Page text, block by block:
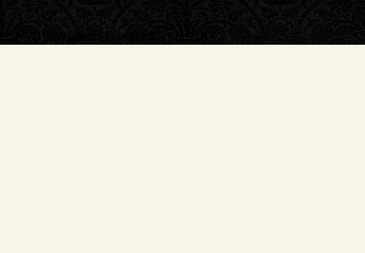
FSMVÜ Bilgi İşlem Daire Başkanlığı 2014